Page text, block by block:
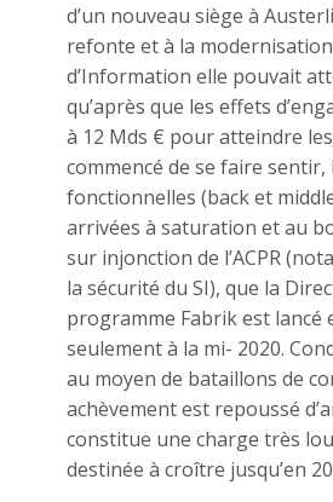
d’un nouveau siège à
refonte et à la
d’Information elle pouvait
qu’après que les effets
à 12 Mds € pour atteindre
commencé de se faire
fonctionnelles (back et
arrivées à saturation et au
sur injonction de l’ACPR
la sécurité du SI), que la
programme Fabrik est lancé
seulement à la mi- 2020.
au moyen de bataillons de
achèvement est repoussé
constitue une charge très
destinée à croître jusqu’en